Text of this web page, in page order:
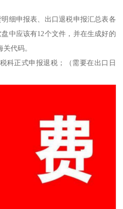
细申报表、出口退税申报汇总表各
中应该有12个文件，并在生成好的
代码。
科正式申报退税；（需要在出口日